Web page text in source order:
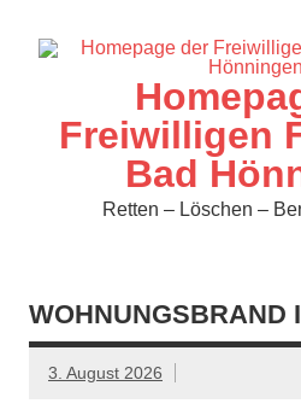
springen
Freiwilligen
Bad
Retten – Löschen –
WOHNUNGSBRAND
3. August 2026